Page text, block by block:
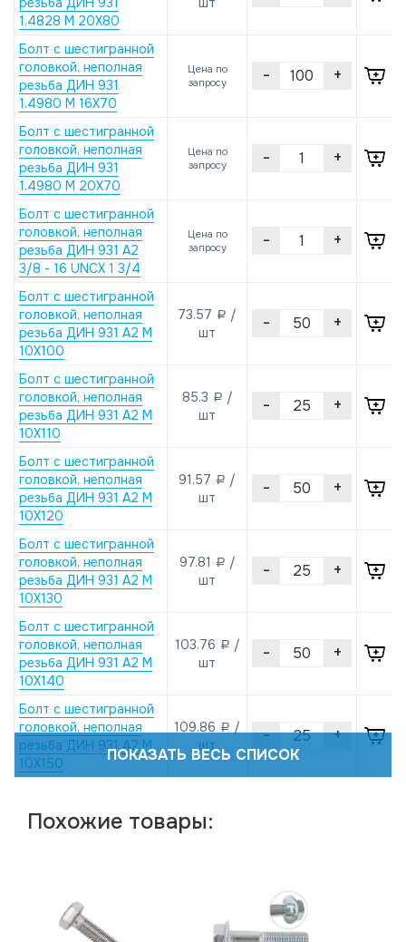
1.4828 M 20X80
Болт с шестигранной
головкой, неполная
резьба ДИН 931
1.4980 M 16X70
Цена по
запросу
- +
Болт с шестигранной
головкой, неполная
резьба ДИН 931
1.4980 M 20X70
Цена по
запросу
- +
Болт с шестигранной
головкой, неполная
резьба ДИН 931 А2
3/8 - 16 UNCX 1 3/4
Цена по
запросу
- +
Болт с шестигранной
головкой, неполная
резьба ДИН 931 А2 M
10X100
73.57 a /
шт
- +
Болт с шестигранной
головкой, неполная
резьба ДИН 931 А2 M
10X110
85.3 a /
шт
- +
Болт с шестигранной
головкой, неполная
резьба ДИН 931 А2 M
10X120
91.57 a /
шт
- +
Болт с шестигранной
головкой, неполная
резьба ДИН 931 А2 M
10X130
97.81 a /
шт
- +
Болт с шестигранной
головкой, неполная
резьба ДИН 931 А2 M
10X140
103.76 a /
шт
- +
Болт с шестигранной
головкой, неполная
резьба ДИН 931 А2 M
10X150
109.86 a /
шт
- +
ПОКАЗАТЬ ВЕСЬ СПИСОК
Похожие товары: